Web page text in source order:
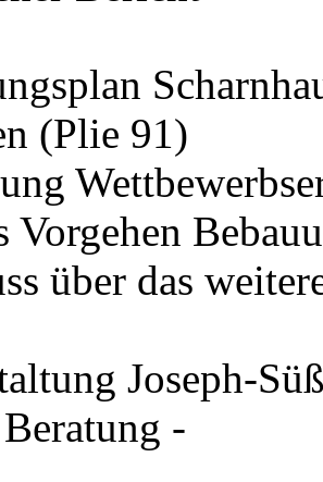
(Plie 91)
Vorgehen
über das
Joseph-
-